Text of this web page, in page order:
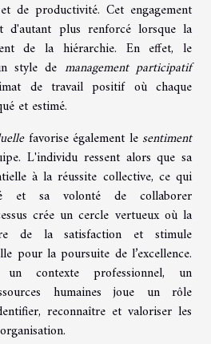
de productivité. Cet engagement
d'autant plus renforcé lorsque la
de la hiérarchie. En effet, le
style de management participatif
de travail positif où chaque
et estimé.
favorise également le sentiment
L'individu ressent alors que sa
à la réussite collective, ce qui
et sa volonté de collaborer
crée un cercle vertueux où la
de la satisfaction et stimule
pour la poursuite de l’excellence.
contexte professionnel, un
humaines joue un rôle
reconnaître et valoriser les